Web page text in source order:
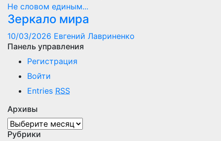
Не словом единым...
Зеркало мира
10/03/2026 Евгений Лавриненко
Панель управления
Регистрация
Войти
Entries RSS
Архивы
Архивы
Рубрики